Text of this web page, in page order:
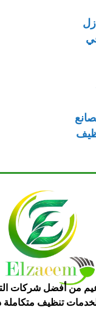
من أفضل شركات